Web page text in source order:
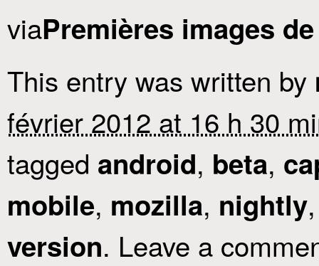
viaPremières images
This entry was written by
février 2012 at 16 h 30
tagged android, beta,
mobile, mozilla, nightly
version. Leave a